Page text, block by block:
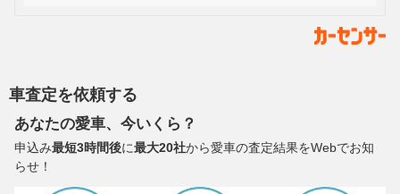
車査定を依頼する
あなたの愛車、今いくら？
申込み最短3時間後に最大20社から愛車の査定結果をWebでお知
らせ！